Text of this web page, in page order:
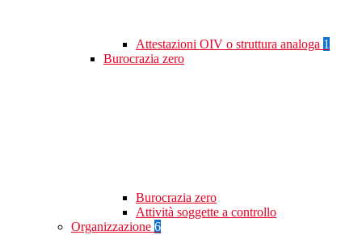
Attestazioni OIV o struttura analoga 1
Burocrazia zero
Burocrazia zero
Attività soggette a controllo
Organizzazione 6